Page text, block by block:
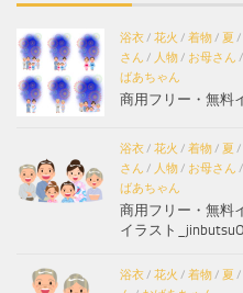
浴衣/ 花火 / 着物/ 夏 /
さん / 人物/ お母さん /
ばあちゃん
商用フリー・無料
浴衣/ 花火 / 着物/ 夏 /
さん / 人物/ お母さん /
ばあちゃん
商用フリー・無料
イラスト
浴衣/ 花火 / 着物/ 夏 /